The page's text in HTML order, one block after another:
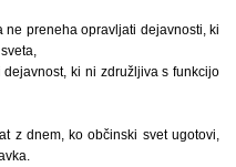
preneha opravljati dejavnosti, ki
ki ni združljiva s funkcijo
z dnem, ko občinski svet ugotovi,